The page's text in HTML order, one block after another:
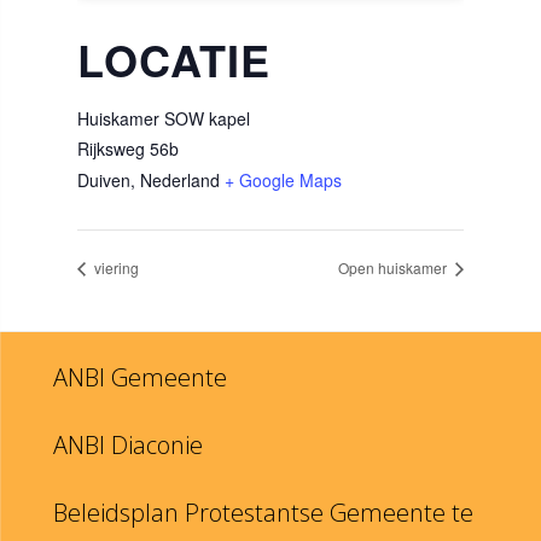
LOCATIE
Huiskamer SOW kapel
Rijksweg 56b
Duiven, Nederland + Google Maps
viering Open huiskamer
ANBI Gemeente
ANBI Diaconie
Beleidsplan Protestantse Gemeente te